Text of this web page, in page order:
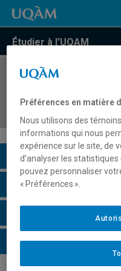
Étudier à l'UQAM
COURS//
enfance
Description du cours
Horaire - Été 2026
Horaire - Automne 2026
Horaire - Hiver 2027
Préférences en matière
Nous utilisons des
informations qui nous
expérience sur le site, de
d’analyser les
pouvez personnaliser
« Préférences ».